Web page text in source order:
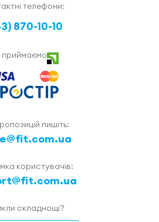
телефони:
870-10-10
пишіть:
користувачів:
складнощі?